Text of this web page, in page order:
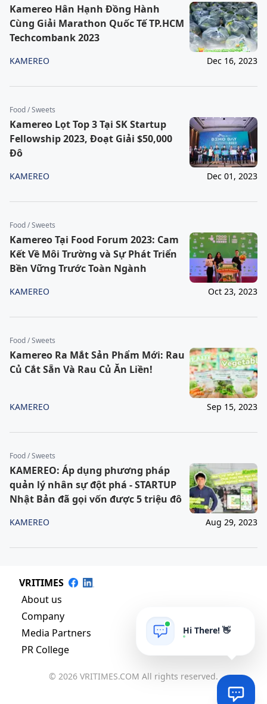
Kamereo Hân Hạnh Đồng Hành
Cùng Giải Marathon Quốc Tế TP.HCM
Techcombank 2023
KAMEREO Dec 16, 2023
Food / Sweets
Kamereo Lọt Top 3 Tại SK Startup
Fellowship 2023, Đoạt Giải $50,000
Đô
KAMEREO Dec 01, 2023
Food / Sweets
Kamereo Tại Food Forum 2023: Cam
Kết Về Môi Trường và Sự Phát Triển
Bền Vững Trước Toàn Ngành
KAMEREO Oct 23, 2023
Food / Sweets
Kamereo Ra Mắt Sản Phẩm Mới: Rau
Củ Cắt Sẵn Và Rau Củ Ăn Liền!
KAMEREO Sep 15, 2023
Food / Sweets
KAMEREO: Áp dụng phương pháp
quản lý nhân sự đột phá - STARTUP
Nhật Bản đã gọi vốn được 5 triệu đô
KAMEREO Aug 29, 2023
VRITIMES
About us
Company
Media Partners
PR College
© 2026 VRITIMES.COM All rights reserved.
Hi There! 👋